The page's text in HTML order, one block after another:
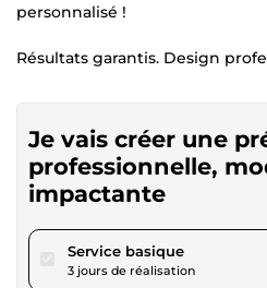
personnalisé !
Résultats garantis. Design
Je vais créer une
professionnelle,
impactante
Service basiquepour 40,46
3 jours de réalisation